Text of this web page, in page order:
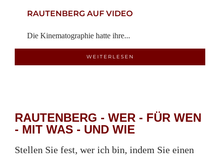
RAUTENBERG AUF VIDEO
Die Kinematographie hatte ihre...
WEITERLESEN
RAUTENBERG - WER - FÜR WEN
- MIT WAS - UND WIE
Stellen Sie fest, wer ich bin, indem Sie einen